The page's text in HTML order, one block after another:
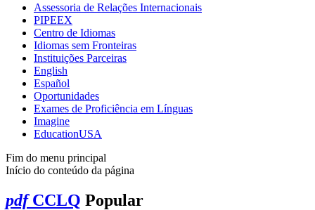
Assessoria de Relações Internacionais
PIPEEX
Centro de Idiomas
Idiomas sem Fronteiras
Instituições Parceiras
English
Español
Oportunidades
Exames de Proficiência em Línguas
Imagine
EducationUSA
Fim do menu principal
Início do conteúdo da página
pdf CCLQ Popular